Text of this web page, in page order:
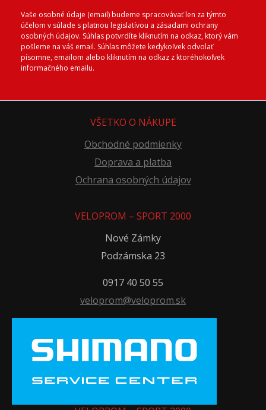
Vaše osobné údaje (email) budeme spracovávať len za týmto
účelom v súlade s platnou legislatívou a zásadami ochrany
osobných údajov. Súhlas potvrdíte kliknutím na odkaz, ktorý vám
pošleme na váš email. Súhlas môžete kedykoľvek odvolať
písomne, emailom alebo kliknutím na odkaz z ktoréhokoľvek
informačného emailu.
VŠETKO O NÁKUPE
Obchodné podmienky
Doprava a platba
Ochrana osobných údajov
VELOPROM – SPORT 2000
Nové Zámky
Podzámska 23
0917 40 50 55
veloprom@veloprom.sk